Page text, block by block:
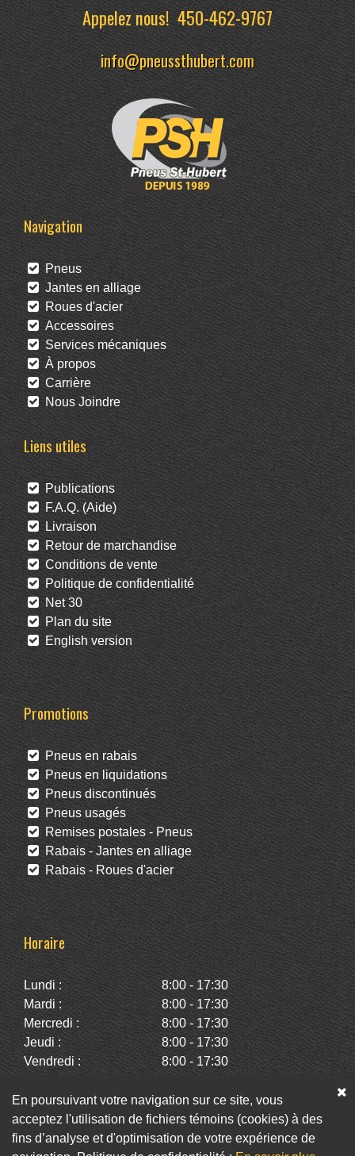
Appelez nous!450-462-9767
info@pneussthubert.com
Navigation
Pneus
Jantes en alliage
Roues d'acier
Accessoires
Services mécaniques
À propos
Carrière
Nous Joindre
Liens utiles
Publications
F.A.Q. (Aide)
Livraison
Retour de marchandise
Conditions de vente
Politique de confidentialité
Net 30
Plan du site
English version
Promotions
Pneus en rabais
Pneus en liquidations
Pneus discontinués
Pneus usagés
Remises postales - Pneus
Rabais - Jantes en alliage
Rabais - Roues d'acier
Horaire
Lundi :
8:00 - 17:30
Mardi :
8:00 - 17:30
Mercredi :
8:00 - 17:30
Jeudi :
8:00 - 17:30
Vendredi :
8:00 - 17:30
Dimanche :
Fermé
Facebook Twitter Infolettre
En poursuivant votre navigation sur ce site, vous
acceptez l'utilisation de fichiers témoins (cookies) à des
fins d’analyse et d'optimisation de votre expérience de